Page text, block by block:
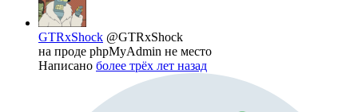
GTRxShock @GTRxShock
на проде phpMyAdmin не место
Написано более трёх лет назад